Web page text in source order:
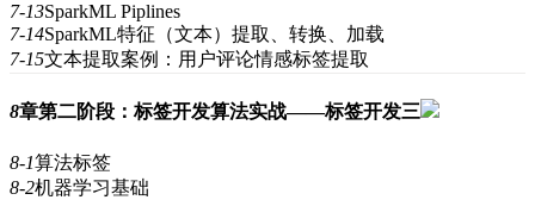
7-13SparkML Piplines
7-14SparkML特征（文本）提取、转换、加载
7-15文本提取案例：用户评论情感标签提取
8章第二阶段：标签开发算法实战——标签开发三
8-1算法标签
8-2机器学习基础